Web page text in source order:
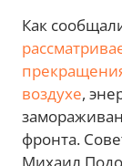
Как
воздухе,
фронта.